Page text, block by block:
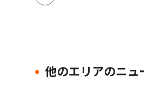
他のエリアのニュ